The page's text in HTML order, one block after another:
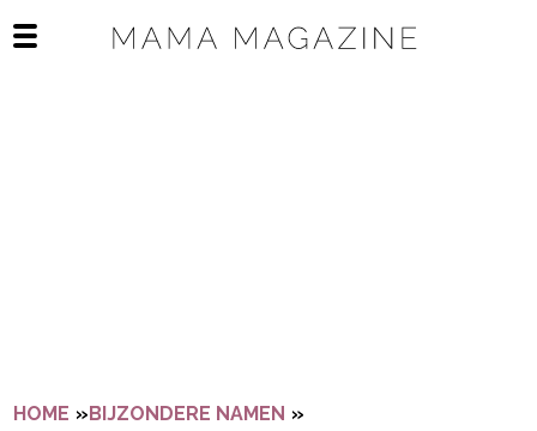
Open het mobiele menu
HOME »BIJZONDERE NAMEN »